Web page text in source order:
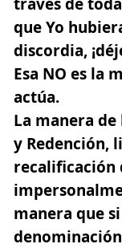
que Yo
discordia,
Esa NO es la
actúa.
La manera
y Redención,
recalificación
manera que